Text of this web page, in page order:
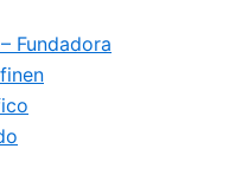
Fundadora